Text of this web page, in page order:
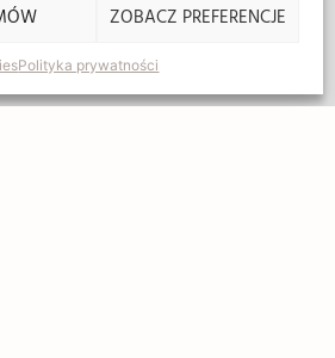
ZOBACZ PREFERENCJE
Polityka prywatności